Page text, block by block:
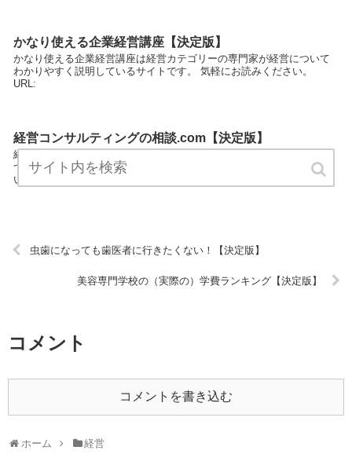
かなり使える企業経営講座【決定版】
かなり使える企業経営講座は経営カテゴリーの専門家が経営について
わかりやすく説明しているサイトです。 気軽にお読みください。
URL:
経営コンサルティングの相談.com【決定版】
経営コンサルティングの相談.comは経営カテゴリーの専門家が経営に
ついてわかりやすく説明しているサイトです。 気軽にお読みくださ
い。 URL:
虫歯になっても歯医者に行きたくない！【決定版】
美容専門学校の（実際の）学費ランキング【決定版】
コメント
コメントを書き込む
ホーム 経営